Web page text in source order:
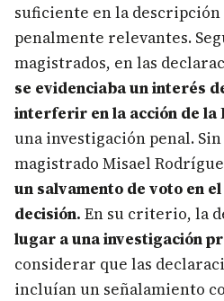
suficiente en la descripción
penalmente relevantes.
magistrados, en las
se evidenciaba un interés
interferir en la acción de la
una investigación penal.
magistrado Misael
un salvamento de voto en
decisión. En su criterio, la
lugar a una investigación
considerar que las
incluían un señalamiento